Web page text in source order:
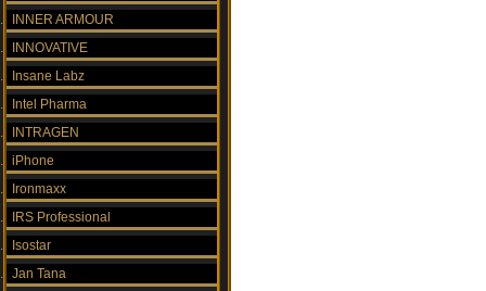
INNER ARMOUR
INNOVATIVE
Insane Labz
Intel Pharma
INTRAGEN
iPhone
Ironmaxx
IRS Professional
Isostar
Jan Tana